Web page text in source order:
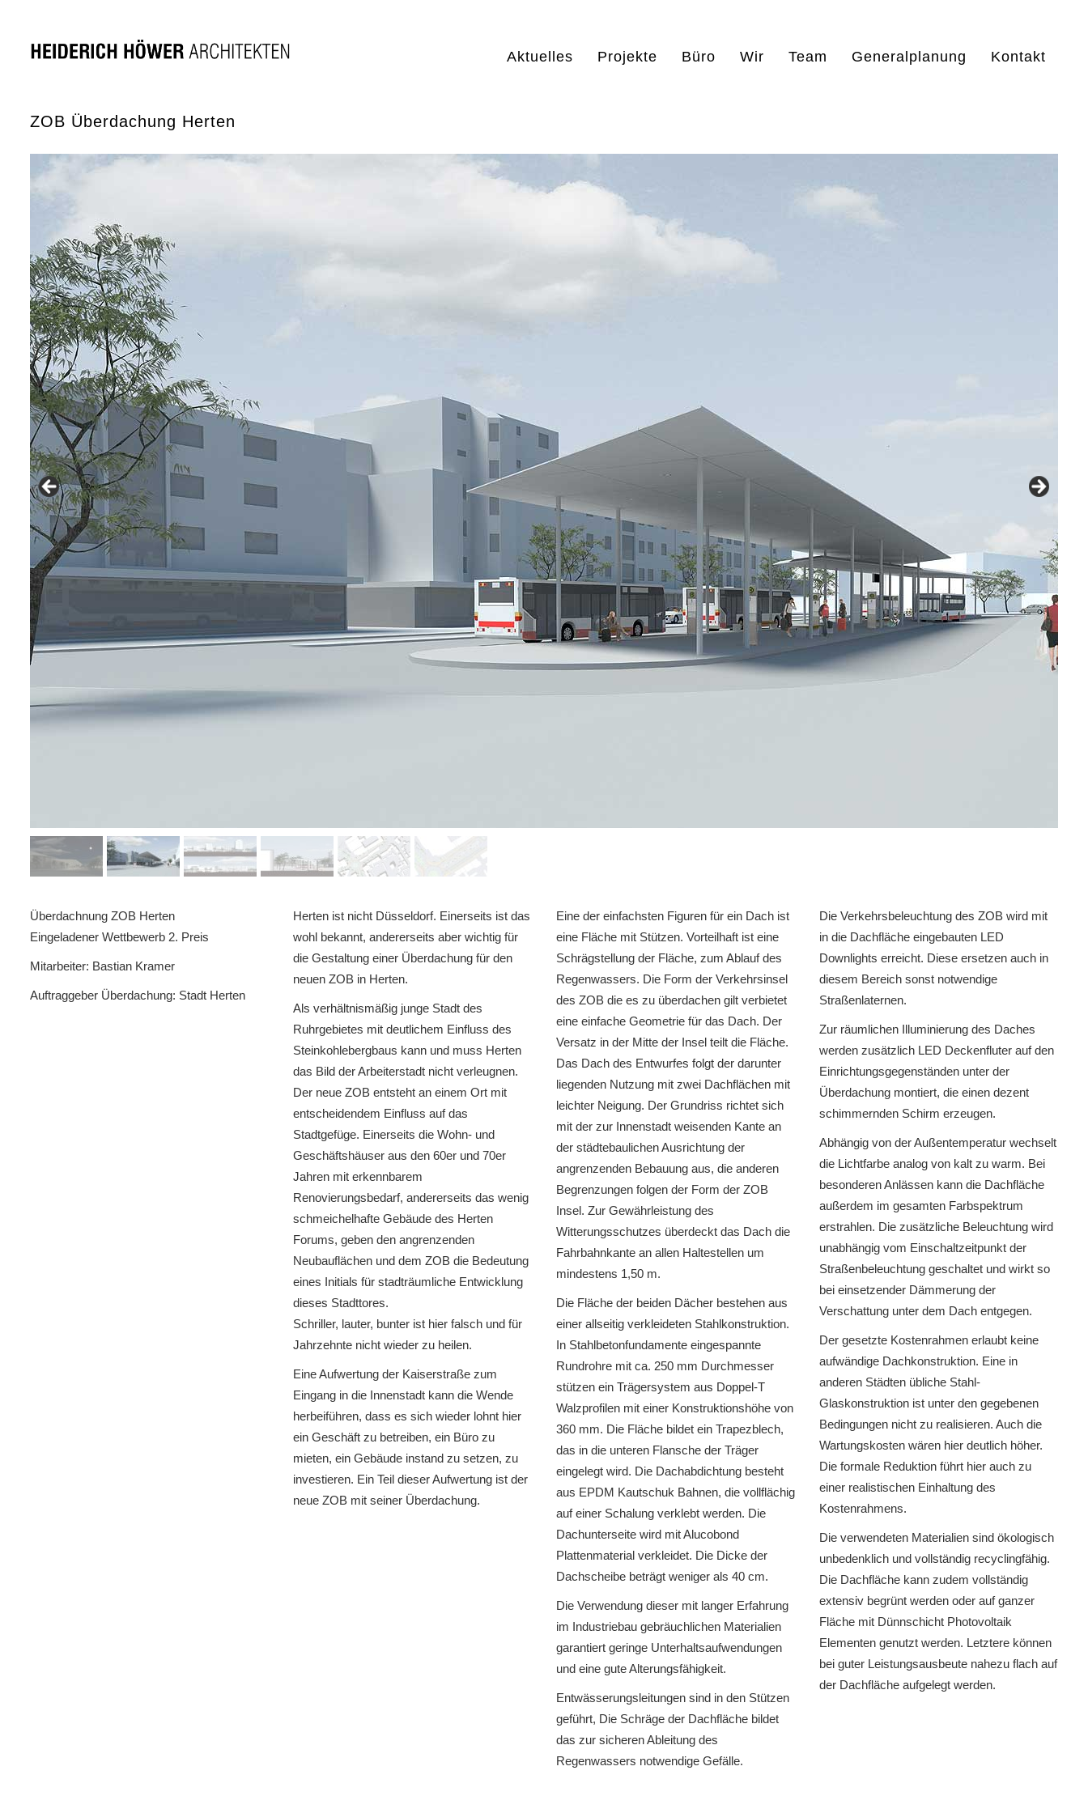
Aktuelles Projekte Büro Wir Team Generalplanung Kontakt
ZOB Überdachung Herten
Überdachnung ZOB Herten
Eingeladener Wettbewerb 2. Preis
Mitarbeiter: Bastian Kramer
Auftraggeber Überdachung: Stadt Herten
Herten ist nicht Düsseldorf. Einerseits ist das
wohl bekannt, andererseits aber wichtig für
die Gestaltung einer Überdachung für den
neuen ZOB in Herten.
Als verhältnismäßig junge Stadt des
Ruhrgebietes mit deutlichem Einfluss des
Steinkohlebergbaus kann und muss Herten
das Bild der Arbeiterstadt nicht verleugnen.
Der neue ZOB entsteht an einem Ort mit
entscheidendem Einfluss auf das
Stadtgefüge. Einerseits die Wohn- und
Geschäftshäuser aus den 60er und 70er
Jahren mit erkennbarem
Renovierungsbedarf, andererseits das wenig
schmeichelhafte Gebäude des Herten
Forums, geben den angrenzenden
Neubauflächen und dem ZOB die Bedeutung
eines Initials für stadträumliche Entwicklung
dieses Stadttores.
Schriller, lauter, bunter ist hier falsch und für
Jahrzehnte nicht wieder zu heilen.
Eine Aufwertung der Kaiserstraße zum
Eingang in die Innenstadt kann die Wende
herbeiführen, dass es sich wieder lohnt hier
ein Geschäft zu betreiben, ein Büro zu
mieten, ein Gebäude instand zu setzen, zu
investieren. Ein Teil dieser Aufwertung ist der
neue ZOB mit seiner Überdachung.
Eine der einfachsten Figuren für ein Dach ist
eine Fläche mit Stützen. Vorteilhaft ist eine
Schrägstellung der Fläche, zum Ablauf des
Regenwassers. Die Form der Verkehrsinsel
des ZOB die es zu überdachen gilt verbietet
eine einfache Geometrie für das Dach. Der
Versatz in der Mitte der Insel teilt die Fläche.
Das Dach des Entwurfes folgt der darunter
liegenden Nutzung mit zwei Dachflächen mit
leichter Neigung. Der Grundriss richtet sich
mit der zur Innenstadt weisenden Kante an
der städtebaulichen Ausrichtung der
angrenzenden Bebauung aus, die anderen
Begrenzungen folgen der Form der ZOB
Insel. Zur Gewährleistung des
Witterungsschutzes überdeckt das Dach die
Fahrbahnkante an allen Haltestellen um
mindestens 1,50 m.
Die Fläche der beiden Dächer bestehen aus
einer allseitig verkleideten Stahlkonstruktion.
In Stahlbetonfundamente eingespannte
Rundrohre mit ca. 250 mm Durchmesser
stützen ein Trägersystem aus Doppel-T
Walzprofilen mit einer Konstruktionshöhe von
360 mm. Die Fläche bildet ein Trapezblech,
das in die unteren Flansche der Träger
eingelegt wird. Die Dachabdichtung besteht
aus EPDM Kautschuk Bahnen, die vollflächig
auf einer Schalung verklebt werden. Die
Dachunterseite wird mit Alucobond
Plattenmaterial verkleidet. Die Dicke der
Dachscheibe beträgt weniger als 40 cm.
Die Verwendung dieser mit langer Erfahrung
im Industriebau gebräuchlichen Materialien
garantiert geringe Unterhaltsaufwendungen
und eine gute Alterungsfähigkeit.
Entwässerungsleitungen sind in den Stützen
geführt, Die Schräge der Dachfläche bildet
das zur sicheren Ableitung des
Regenwassers notwendige Gefälle.
Die Verkehrsbeleuchtung des ZOB wird mit
in die Dachfläche eingebauten LED
Downlights erreicht. Diese ersetzen auch in
diesem Bereich sonst notwendige
Straßenlaternen.
Zur räumlichen Illuminierung des Daches
werden zusätzlich LED Deckenfluter auf den
Einrichtungsgegenständen unter der
Überdachung montiert, die einen dezent
schimmernden Schirm erzeugen.
Abhängig von der Außentemperatur wechselt
die Lichtfarbe analog von kalt zu warm. Bei
besonderen Anlässen kann die Dachfläche
außerdem im gesamten Farbspektrum
erstrahlen. Die zusätzliche Beleuchtung wird
unabhängig vom Einschaltzeitpunkt der
Straßenbeleuchtung geschaltet und wirkt so
bei einsetzender Dämmerung der
Verschattung unter dem Dach entgegen.
Der gesetzte Kostenrahmen erlaubt keine
aufwändige Dachkonstruktion. Eine in
anderen Städten übliche Stahl-
Glaskonstruktion ist unter den gegebenen
Bedingungen nicht zu realisieren. Auch die
Wartungskosten wären hier deutlich höher.
Die formale Reduktion führt hier auch zu
einer realistischen Einhaltung des
Kostenrahmens.
Die verwendeten Materialien sind ökologisch
unbedenklich und vollständig recyclingfähig.
Die Dachfläche kann zudem vollständig
extensiv begrünt werden oder auf ganzer
Fläche mit Dünnschicht Photovoltaik
Elementen genutzt werden. Letztere können
bei guter Leistungsausbeute nahezu flach auf
der Dachfläche aufgelegt werden.